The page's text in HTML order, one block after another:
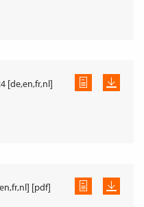
[de,en,fr,nl]
[pdf]